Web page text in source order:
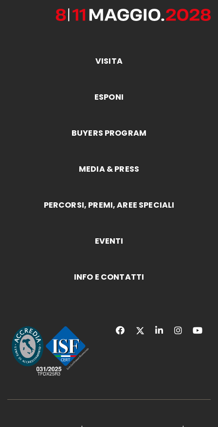
VISITA
ESPONI
BUYERS PROGRAM
MEDIA & PRESS
PERCORSI, PREMI, AREE SPECIALI
EVENTI
INFO E CONTATTI